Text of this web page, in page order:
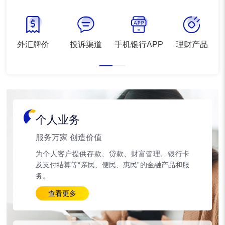
外汇牌价 投诉渠道 手机银行APP 理财产品
个人业务
服务万家 创造价值
为个人客户提供存款、贷款、财富管理、银行卡
及支付结算等“亲民、便民、惠民”的金融产品和服
务。
查看更多